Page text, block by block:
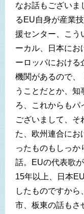
なお話もございま
るEU自身が産業
援センター、こう
ーカル、日本にお
ーロッパにおける
機関があるので、
うことだとか、
ろ、これからもパ
ございまして、そ
た、欧州連合にお
ったものもしっか
話。EUの代表歌
15年以上、日本
したものですから
市、板東の話もさ